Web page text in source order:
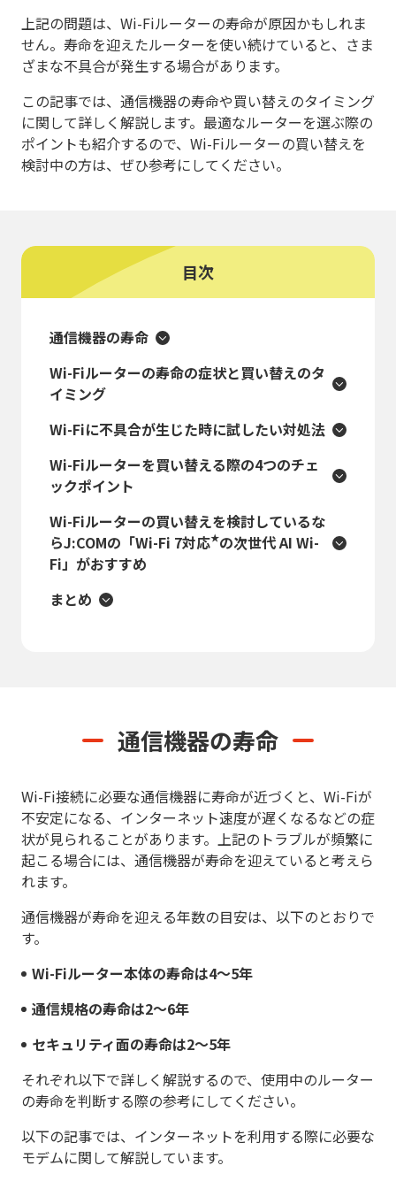
上記の問題は、Wi-Fiルーターの寿命が原因かもしれま
せん。寿命を迎えたルーターを使い続けていると、さま
ざまな不具合が発生する場合があります。
この記事では、通信機器の寿命や買い替えのタイミング
に関して詳しく解説します。最適なルーターを選ぶ際の
ポイントも紹介するので、Wi-Fiルーターの買い替えを
検討中の方は、ぜひ参考にしてください。
目次
通信機器の寿命
Wi-Fiルーターの寿命の症状と買い替えのタ
イミング
Wi-Fiに不具合が生じた時に試したい対処法
Wi-Fiルーターを買い替える際の4つのチェ
ックポイント
Wi-Fiルーターの買い替えを検討しているな
らJ:COMの「Wi-Fi 7対応★の次世代 AI Wi-
Fi」がおすすめ
まとめ
通信機器の寿命
Wi-Fi接続に必要な通信機器に寿命が近づくと、Wi-Fiが
不安定になる、インターネット速度が遅くなるなどの症
状が見られることがあります。上記のトラブルが頻繁に
起こる場合には、通信機器が寿命を迎えていると考えら
れます。
通信機器が寿命を迎える年数の目安は、以下のとおりで
す。
Wi-Fiルーター本体の寿命は4～5年
通信規格の寿命は2～6年
セキュリティ面の寿命は2～5年
それぞれ以下で詳しく解説するので、使用中のルーター
の寿命を判断する際の参考にしてください。
以下の記事では、インターネットを利用する際に必要な
モデムに関して解説しています。